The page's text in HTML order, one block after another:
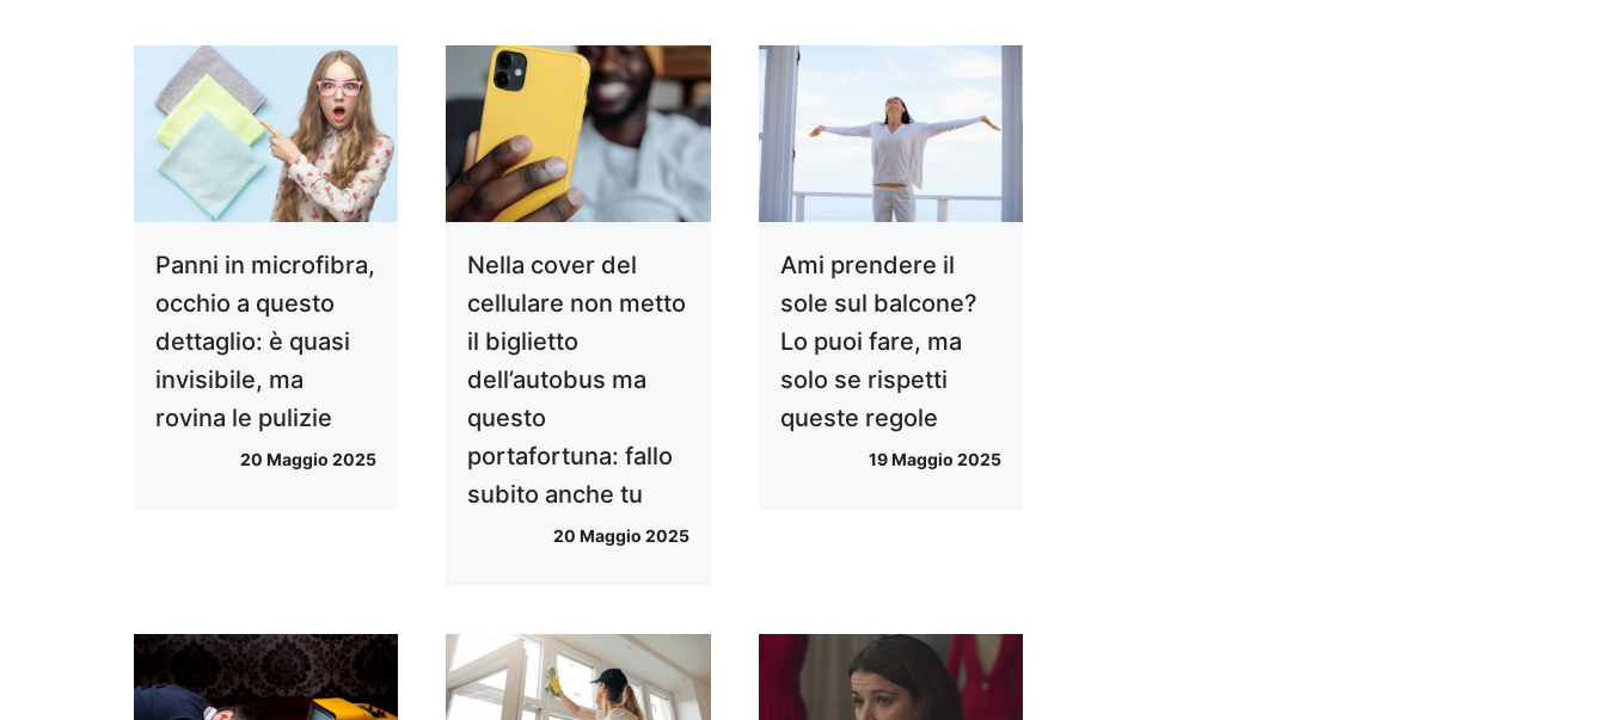
Panni in microfibra,
occhio a questo
dettaglio: è quasi
invisibile, ma
rovina le pulizie
20 Maggio 2025
Nella cover del
cellulare non metto
il biglietto
dell’autobus ma
questo
portafortuna: fallo
subito anche tu
20 Maggio 2025
Ami prendere il
sole sul balcone?
Lo puoi fare, ma
solo se rispetti
queste regole
19 Maggio 2025